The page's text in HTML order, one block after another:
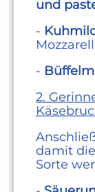
und
-
-
2.
damit
Sorte